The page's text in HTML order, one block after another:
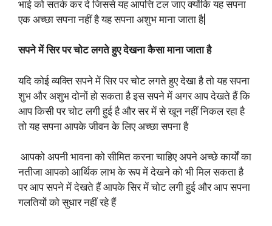
भाई को सतर्क कर दे जिससे यह आपत्ति टल जाए क्योंकि यह सपना
एक अच्छा सपना नहीं है यह सपना अशुभ माना जाता है|
सपने में सिर पर चोट लगते हुए देखना कैसा माना जाता है
यदि कोई व्यक्ति सपने में सिर पर चोट लगते हुए देखा है तो यह सपना
शुभ और अशुभ दोनों हो सकता है इस सपने में अगर आप देखते हैं कि
आप किसी पर चोट लगी हुई है और सर में से खून नहीं निकल रहा है
तो यह सपना आपके जीवन के लिए अच्छा सपना है
आपको अपनी भावना को सीमित करना चाहिए अपने अच्छे कार्यों का
नतीजा आपको आर्थिक लाभ के रूप में देखने को भी मिल सकता है
पर आप सपने में देखते हैं आपके सिर में चोट लगी हुई और आप सपना
गलतियों को सुधार नहीं रहे हैं